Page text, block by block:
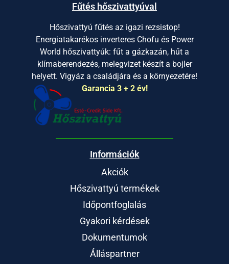
Fűtés hőszivattyúval
Hőszivattyú fűtés az igazi rezsistop!
Energiatakarékos inverteres Chofu és Power
World hőszivattyúk: fűt a gázkazán, hűt a
klímaberendezés, melegvizet készít a bojler
helyett. Vigyáz a családjára és a környezetére!
Garancia 3 + 2 év!
Információk
Akciók
Hőszivattyú termékek
Időpontfoglalás
Gyakori kérdések
Dokumentumok
Álláspartner